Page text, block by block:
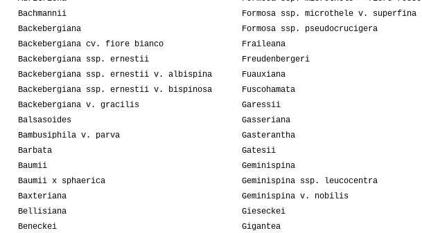
Bachmannii
Backebergiana
Backebergiana cv. fiore bianco
Backebergiana ssp. ernestii
Backebergiana ssp. ernestii v. albispina
Backebergiana ssp. ernestii v. bispinosa
Backebergiana v. gracilis
Balsasoides
Bambusiphila v. parva
Barbata
Baumii
Baumii x sphaerica
Baxteriana
Bellisiana
Beneckei
Formosa ssp. microthele v. superfina
Formosa ssp. pseudocrucigera
Fraileana
Freudenbergeri
Fuauxiana
Fuscohamata
Garessii
Gasseriana
Gasterantha
Gatesii
Geminispina
Geminispina ssp. leucocentra
Geminispina v. nobilis
Gieseckei
Gigantea